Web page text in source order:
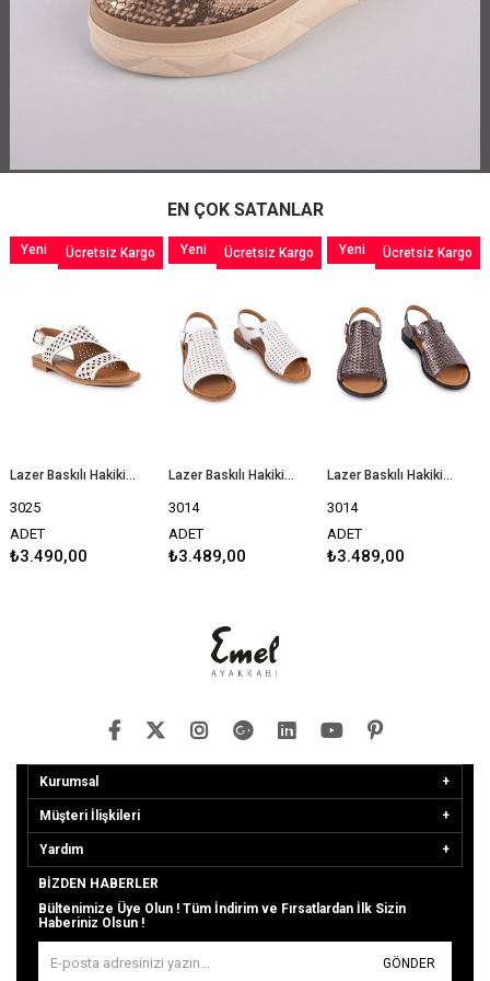
EN ÇOK SATANLAR
Lazer Baskılı Hakiki Deri Tokalı Sandelet Beyaz 3025
3025
ADET
₺3.490,00
Ücretsiz Kargo
Yeni
Lazer Baskılı Hakiki Deri Cırtlı Sandelet Beyaz 3014
3014
ADET
₺3.489,00
Ücretsiz Kargo
Yeni
Lazer Baskılı Hakiki Deri Cırtlı Sandelet Platin 3014
3014
ADET
₺3.489,00
Ücretsiz Kargo
Yeni
Kurumsal
Müşteri İlişkileri
Yardım
BIZDEN HABERLER
Bültenimize Üye Olun ! Tüm İndirim ve Fırsatlardan İlk Sizin
Haberiniz Olsun !
GÖNDER